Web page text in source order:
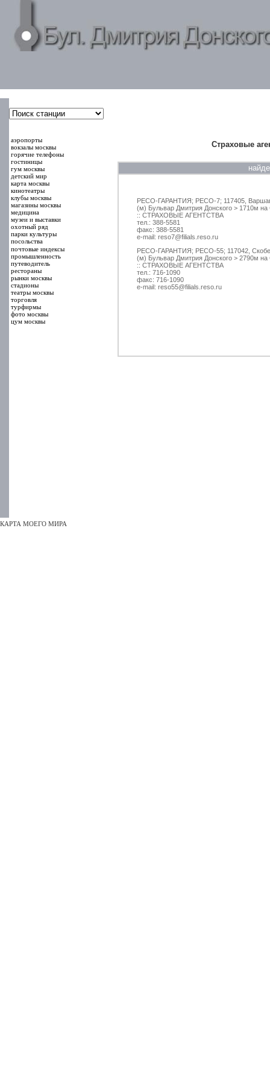
аэропорты
вокзалы москвы
горячие телефоны
гостиницы
гум москвы
детский мир
карта москвы
кинотеатры
клубы москвы
магазины москвы
медицина
музеи и выставки
охотный ряд
парки культуры
посольства
почтовые индексы
промышленность
путеводитель
рестораны
рынки москвы
стадионы
театры москвы
торговля
турфирмы
фото москвы
цум москвы
Страховые
РЕСО-ГАРАНТИЯ; РЕСО-7; 117405,
(м) Бульвар Дмитрия Донского > 1710м
:: СТРАХОВЫЕ АГЕНТСТВА
тел.: 388-5581
факс: 388-5581
e-mail: reso7@filials.reso.ru
РЕСО-ГАРАНТИЯ; РЕСО-55; 117042,
(м) Бульвар Дмитрия Донского > 2790м
:: СТРАХОВЫЕ АГЕНТСТВА
тел.: 716-1090
факс: 716-1090
e-mail: reso55@filials.reso.ru
КАРТА МОЕГО МИРА